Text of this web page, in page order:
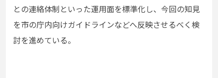
との連絡体制といった運用面を標準化し、今回の知見
を市の庁内向けガイドラインなどへ反映させるべく検
討を進めている。